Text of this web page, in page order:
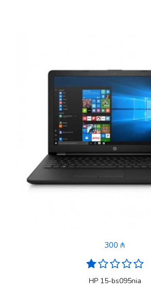
300 ₼
HP 15-bs095nia